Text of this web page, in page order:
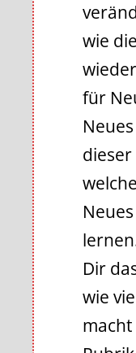
wie
für
dieser
Dir
wie